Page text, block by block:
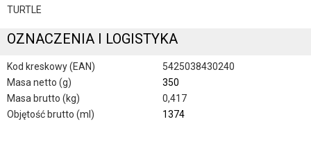
TURTLE
OZNACZENIA I LOGISTYKA
Kod kreskowy (EAN)
5425038430240
Masa netto (g)
350
Masa brutto (kg)
0,417
Objętość brutto (ml)
1374